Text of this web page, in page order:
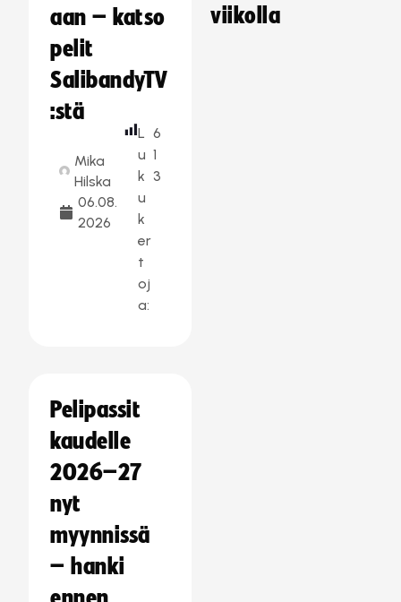
aan – katso
pelit
SalibandyTV
:stä
Mika
Hilska
06.08.
2026
L
u
k
u
k
er
t
oj
a:
6
1
3
Pelipassit
kaudelle
2026–27
nyt
myynnissä
– hanki
viikolla